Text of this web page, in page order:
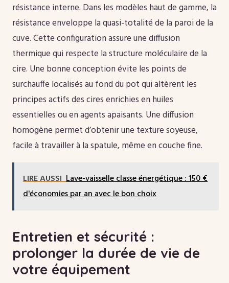
résistance interne. Dans les modèles haut de gamme, la
résistance enveloppe la quasi-totalité de la paroi de la
cuve. Cette configuration assure une diffusion
thermique qui respecte la structure moléculaire de la
cire. Une bonne conception évite les points de
surchauffe localisés au fond du pot qui altèrent les
principes actifs des cires enrichies en huiles
essentielles ou en agents apaisants. Une diffusion
homogène permet d’obtenir une texture soyeuse,
facile à travailler à la spatule, même en couche fine.
LIRE AUSSI Lave-vaisselle classe énergétique : 150 €
d'économies par an avec le bon choix
Entretien et sécurité :
prolonger la durée de vie de
votre équipement